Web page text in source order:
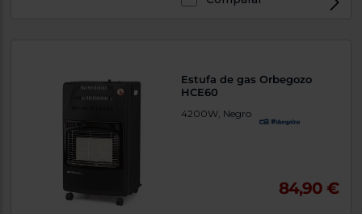
Estufa de gas Orbegozo
HCE60
4200W, Negro
84,90 €